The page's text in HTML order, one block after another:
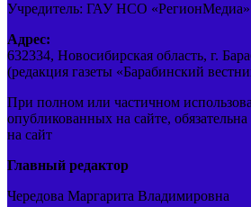
Учредитель: ГАУ НСО «РегионМедиа»
Адрес:
632334, Новосибирская область, г.
(редакция газеты «Барабинский
При полном или частичном
опубликованных на сайте,
на сайт
Главный редактор
Чередова Маргарита Владимировна